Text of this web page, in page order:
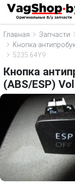
Главная Запчасти
Кнопка
5235.64Y9
Кнопка
(ABS/ESP)